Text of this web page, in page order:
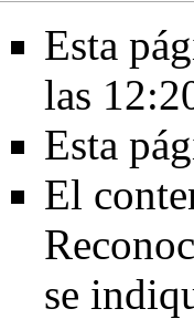
Esta
las
Esta
El
se